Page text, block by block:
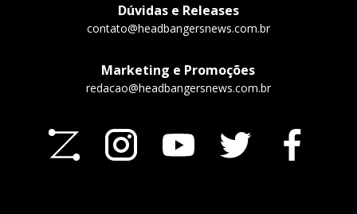
Dúvidas e Releases
contato@headbangersnews.com.br
Marketing e Promoções
redacao@headbangersnews.com.br